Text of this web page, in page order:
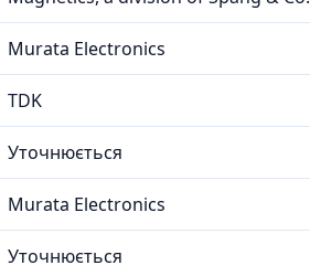
Murata Electronics
TDK
Уточнюється
Murata Electronics
Уточнюється